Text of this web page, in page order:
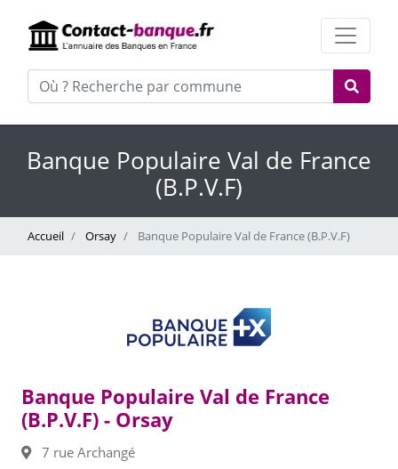
Banque Populaire Val de France
(B.P.V.F)
Accueil Orsay Banque Populaire Val de France (B.P.V.F)
Banque Populaire Val de France
(B.P.V.F) - Orsay
7 rue Archangé